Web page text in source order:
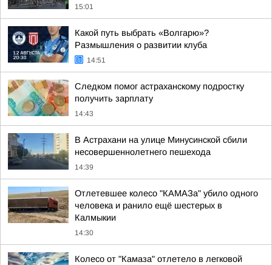
15:01
Какой путь выбрать «Волгарю»?
Размышления о развитии клуба
14:51
Следком помог астраханскому подростку
получить зарплату
14:43
В Астрахани на улице Минусинской сбили
несовершеннолетнего пешехода
14:39
Отлетевшее колесо "КАМАЗа" убило одного
человека и ранило ещё шестерых в
Калмыкии
14:30
Колесо от "Камаза" отлетело в легковой